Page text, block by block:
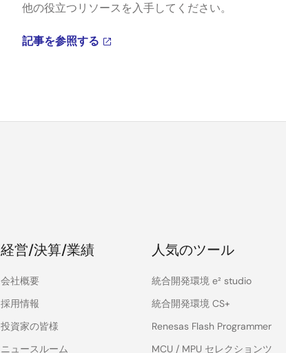
他の役立つリソースを入手してください。
記事を参照する
経営/決算/業績
会社概要
採用情報
投資家の皆様
ニュースルーム
人気のツール
統合開発環境 e² studio
統合開発環境 CS+
Renesas Flash Programmer
MCU / MPU セレクションツ